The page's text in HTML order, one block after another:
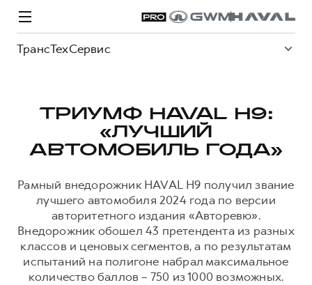
ТрансТехСервис
Модели
H3
от 2 499 000 ₽
H5
от 4 049 000 ₽
Покупателям
ВЫБОР И ПОКУПКА
Автомобили в наличии
Конфигуратор HAVAL
Аксессуары HAVAL
Владельцам
Все о сервисе
Запись на сервис
Моторное масло
Спецпредложения
СПЕЦПРЕДЛОЖЕНИЯ
Покупателям
Владельцам
О дилере
О бренде
Новости
О GWM
ТРИУМФ HAVAL H9:
«ЛУЧШИЙ
АВТОМОБИЛЬ ГОДА»
Рамный внедорожник HAVAL H9 получил звание
лучшего автомобиля 2024 года по версии
авторитетного издания «Авторевю».
Внедорожник обошел 43 претендента из разных
классов и ценовых сегментов, а по результатам
испытаний на полигоне набрал максимальное
количество баллов – 750 из 1000 возможных.